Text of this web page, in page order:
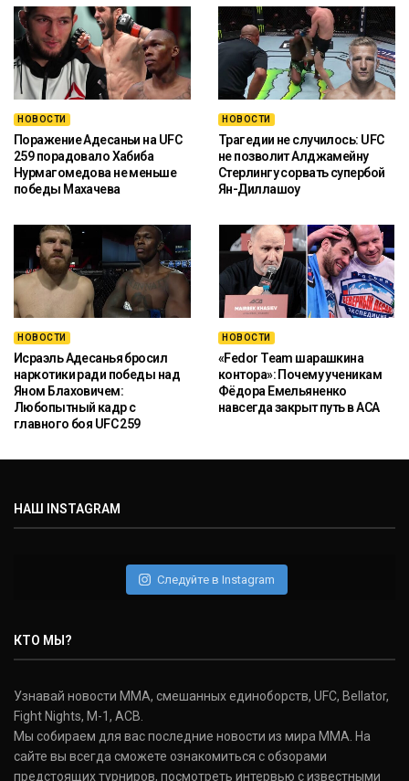
НОВОСТИ
Поражение Адесаньи на UFC
259 порадовало Хабиба
Нурмагомедова не меньше
победы Махачева
НОВОСТИ
Трагедии не случилось: UFC
не позволит Алджамейну
Стерлингу сорвать супербой
Ян-Диллашоу
НОВОСТИ
Исраэль Адесанья бросил
наркотики ради победы над
Яном Блаховичем:
Любопытный кадр с
главного боя UFC 259
НОВОСТИ
«Fedor Team шарашкина
контора»: Почему ученикам
Фёдора Емельяненко
навсегда закрыт путь в ACA
НАШ INSTAGRAM
Следуйте в Instagram
КТО МЫ?
Узнавай новости ММА, смешанных единоборств, UFC, Bellator,
Fight Nights, M-1, ACB.
Мы собираем для вас последние новости из мира ММА. На
сайте вы всегда сможете ознакомиться с обзорами
предстоящих турниров, посмотреть интервью с известными